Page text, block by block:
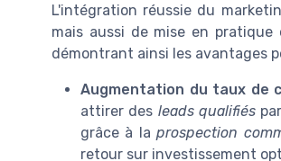
L'intégration réussie du
mais aussi de mise en
démontrant ainsi les avantages
Augmentation du taux de
attirer des leads qualifiés
grâce à laprospection
retour sur investissement